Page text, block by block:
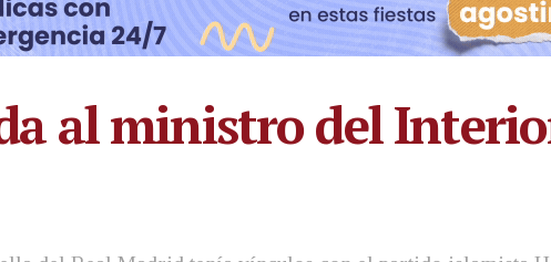
al ministro del